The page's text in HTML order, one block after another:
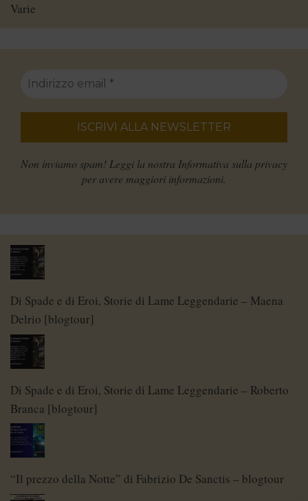
Varie
Non inviamo spam! Leggi la nostra Informativa sulla privacy
per avere maggiori informazioni.
Di Spade e di Eroi, Storie di Lame Leggendarie – Maena
Delrio [blogtour]
Di Spade e di Eroi, Storie di Lame Leggendarie – Roberto
Branca [blogtour]
“Il prezzo della Notte” di Fabrizio De Sanctis – blogtour